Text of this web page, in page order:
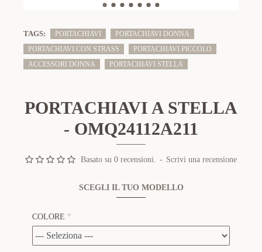
TAGS: PORTACHIAVI
PORTACHIAVI DONNA
PORTACHIAVI CON STRASS
PORTACHIAVI PICCOLO
ACCESSORI DONNA
PORTACHIAVI STELLA
PORTACHIAVI A STELLA
- OMQ24112A211
Basato su 0 recensioni. - Scrivi una recensione
SCEGLI IL TUO MODELLO
COLORE